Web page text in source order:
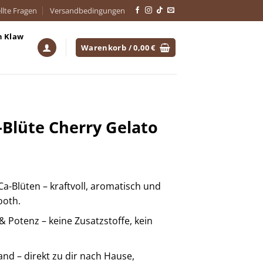
Fragen Versandbedingungen
Klaw
Warenkorb /0,00€
Cherry Gelato
Blüten – kraftvoll, aromatisch und
Potenz – keine Zusatzstoffe, kein
– direkt zu dir nach Hause,